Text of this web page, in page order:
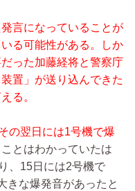
言になっていることが
る可能性がある。しか
った加藤経将と警察庁
置」が送り込んできた
る。
の翌日には1号機で爆
とはわかっていたは
、15日には2号機で
きな爆発音があったと